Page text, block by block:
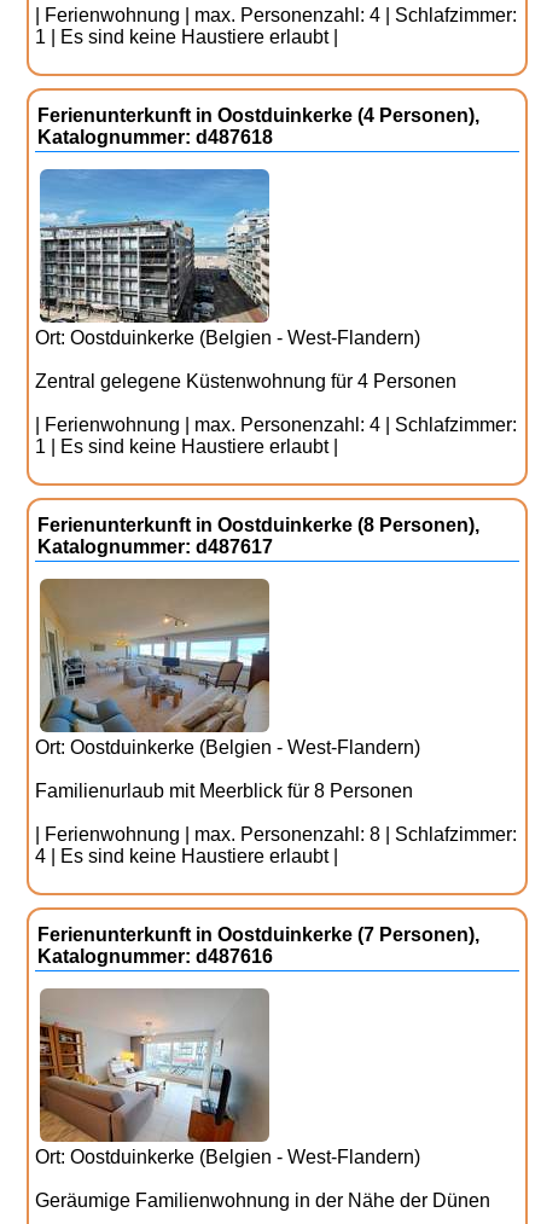
| Ferienwohnung | max. Personenzahl: 4 | Schlafzimmer:
1 | Es sind keine Haustiere erlaubt |
Ferienunterkunft in Oostduinkerke (4 Personen),
Katalognummer: d487618
Ort: Oostduinkerke (Belgien - West-Flandern)
Zentral gelegene Küstenwohnung für 4 Personen
| Ferienwohnung | max. Personenzahl: 4 | Schlafzimmer:
1 | Es sind keine Haustiere erlaubt |
Ferienunterkunft in Oostduinkerke (8 Personen),
Katalognummer: d487617
Ort: Oostduinkerke (Belgien - West-Flandern)
Familienurlaub mit Meerblick für 8 Personen
| Ferienwohnung | max. Personenzahl: 8 | Schlafzimmer:
4 | Es sind keine Haustiere erlaubt |
Ferienunterkunft in Oostduinkerke (7 Personen),
Katalognummer: d487616
Ort: Oostduinkerke (Belgien - West-Flandern)
Geräumige Familienwohnung in der Nähe der Dünen